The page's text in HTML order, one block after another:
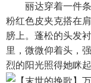
丽达穿着一件条
粉红色皮夹克搭在肩
膀上。蓬松的头发
里，微微仰着头，强
烈的阳光照得她眯起